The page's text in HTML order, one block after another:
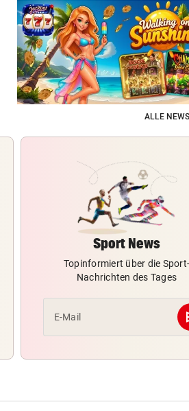
ALLE
Sport News
Topinformiert über die Sport-
Nachrichten des Tages
E-Mail